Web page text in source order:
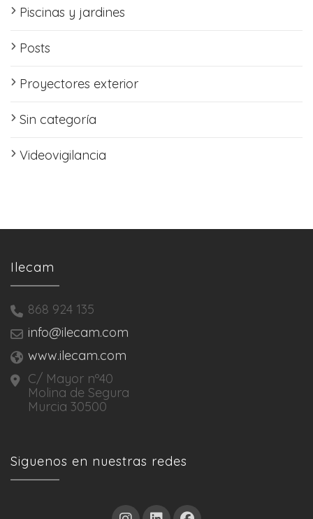
Piscinas y jardines
Posts
Proyectores exterior
Sin categoría
Videovigilancia
Ilecam
868 924 135
info@ilecam.com
www.ilecam.com
C/ Mayor nº40
Molina de Segura
Murcia 30500
Siguenos en nuestras redes